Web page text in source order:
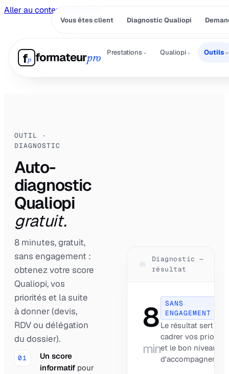
Aller au contenu principal
Vous êtes client Diagnostic Qualiopi
fp formateurpro
Prestations⌄ Qualiopi⌄ Outils⌄
OUTIL ·
DIAGNOSTIC
Auto-
diagnostic
Qualiopi
gratuit.
8 minutes, gratuit,
sans engagement :
obtenez votre score
Qualiopi, vos
priorités et la suite
à donner (devis,
RDV ou délégation
du dossier).
01
Un score
informatif pour
Diagnostic —
résultat
8
min
SANS
ENGAGEMENT
Le résultat sert à
cadrer vos
et le bon niveau